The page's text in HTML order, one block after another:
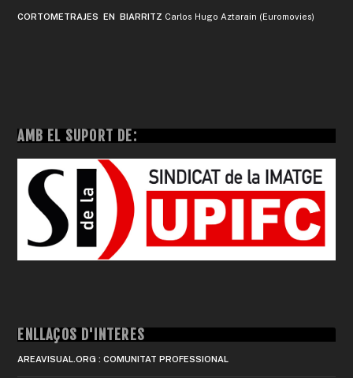
CORTOMETRAJES EN BIARRITZ Carlos Hugo Aztarain (Euromovies)
AMB EL SUPORT DE:
ENLLAÇOS D'INTERÈS
AREAVISUAL.ORG : COMUNITAT PROFESSIONAL